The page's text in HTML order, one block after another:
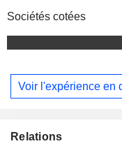
Sociétés cotées
Voir l'expérience en
Relations